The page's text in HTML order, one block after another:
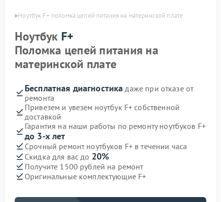
Ноутбук F+ поломка цепей питания на материнской плате
Ноутбук F+
Поломка цепей питания на
материнской плате
Бесплатная диагностика даже при отказе от
ремонта
Привезем и увезем ноутбук F+ собственной
доставкой
Гарантия на наши работы по ремонту ноутбуков F+
до 3-х лет
Срочный ремонт ноутбуков F+ в течении часа
Скидка для вас до 20%
Получите 1500 рублей на ремонт
Оригинальные комплектующие F+